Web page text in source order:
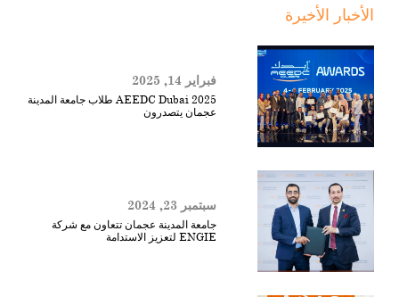
الأخبار الأخيرة
فبراير 14, 2025
AEEDC Dubai 2025 طلاب جامعة المدينة
عجمان يتصدرون
سبتمبر 23, 2024
جامعة المدينة عجمان تتعاون مع شركة
ENGIE لتعزيز الاستدامة